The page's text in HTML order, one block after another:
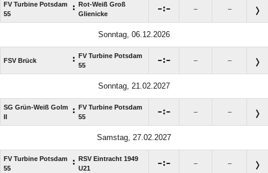
FV Turbine Potsdam
55
: Rot-Weiß Groß
Glienicke
: – –
Sonntag, 06.12.2026
FSV Brück : FV Turbine Potsdam
55
: – –
Sonntag, 21.02.2027
SG Grün-Weiß Golm
II
: FV Turbine Potsdam
55
: – –
Samstag, 27.02.2027
FV Turbine Potsdam
55
: RSV Eintracht 1949
U21
: – –